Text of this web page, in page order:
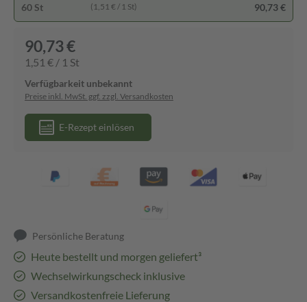
60 St (1,51 € / 1 St) 90,73 €
90,73 €
1,51 € / 1 St
Verfügbarkeit unbekannt
Preise inkl. MwSt. ggf. zzgl. Versandkosten
E-Rezept einlösen
Persönliche Beratung
Heute bestellt und morgen geliefert³
Wechselwirkungscheck inklusive
Versandkostenfreie Lieferung